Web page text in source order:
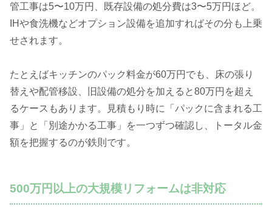
管工事は5〜10万円、既存設備の処分費は3〜5万円ほど。
IHや食洗機などオプション設備を追加すればその分も上乗
せされます。
たとえばキッチンのパック料金が60万円でも、床の張り
替えや配管移設、旧設備の処分を加えると80万円を超え
るケースもあります。見積もり時に「パックに含まれる工
事」と「別途かかる工事」を一つずつ確認し、トータル金
額を把握するのが鉄則です。
500万円以上の大規模リフォームは非対応